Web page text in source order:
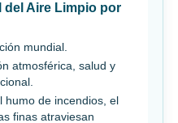
del Aire Limpio por
mundial.
atmosférica, salud y
humo de incendios, el
finas atraviesan